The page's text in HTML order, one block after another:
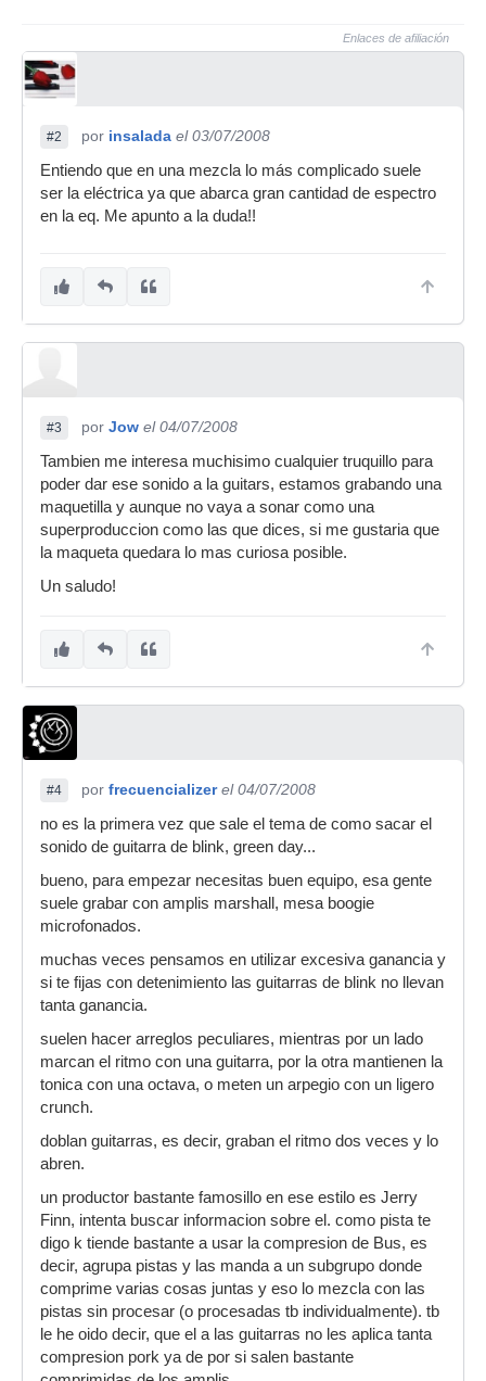
Enlaces de afiliación
#2 por insalada el 03/07/2008
Entiendo que en una mezcla lo más complicado suele
ser la eléctrica ya que abarca gran cantidad de espectro
en la eq. Me apunto a la duda!!
#3 por Jow el 04/07/2008
Tambien me interesa muchisimo cualquier truquillo para
poder dar ese sonido a la guitars, estamos grabando una
maquetilla y aunque no vaya a sonar como una
superproduccion como las que dices, si me gustaria que
la maqueta quedara lo mas curiosa posible.
Un saludo!
#4 por frecuencializer el 04/07/2008
no es la primera vez que sale el tema de como sacar el
sonido de guitarra de blink, green day...
bueno, para empezar necesitas buen equipo, esa gente
suele grabar con amplis marshall, mesa boogie
microfonados.
muchas veces pensamos en utilizar excesiva ganancia y
si te fijas con detenimiento las guitarras de blink no llevan
tanta ganancia.
suelen hacer arreglos peculiares, mientras por un lado
marcan el ritmo con una guitarra, por la otra mantienen la
tonica con una octava, o meten un arpegio con un ligero
crunch.
doblan guitarras, es decir, graban el ritmo dos veces y lo
abren.
un productor bastante famosillo en ese estilo es Jerry
Finn, intenta buscar informacion sobre el. como pista te
digo k tiende bastante a usar la compresion de Bus, es
decir, agrupa pistas y las manda a un subgrupo donde
comprime varias cosas juntas y eso lo mezcla con las
pistas sin procesar (o procesadas tb individualmente). tb
le he oido decir, que el a las guitarras no les aplica tanta
compresion pork ya de por si salen bastante